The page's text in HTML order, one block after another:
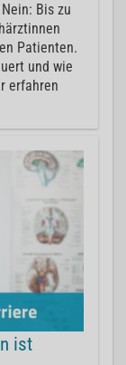
Bis zu
Patienten.
und wie
erfahren
ist